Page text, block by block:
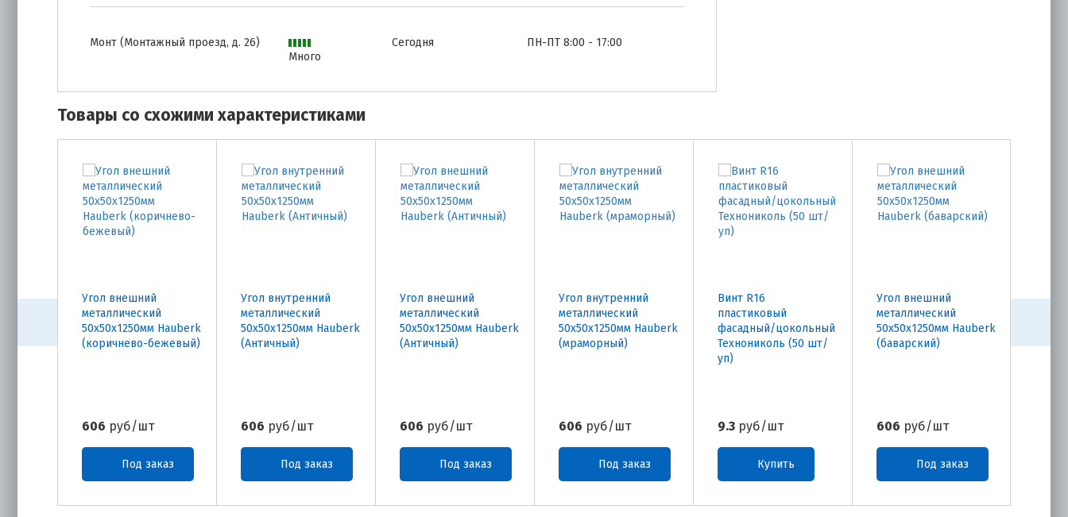
Монт (Монтажный проезд, д. 26)
Много
Сегодня ПН-ПТ 8:00 - 17:00
Товары со схожими характеристиками
Угол внешний
металлический
50х50х1250мм Hauberk
(коричнево-бежевый)
606 руб/шт
Под заказ
Угол внутренний
металлический
50х50х1250мм Hauberk
(Античный)
606 руб/шт
Под заказ
Угол внешний
металлический
50х50х1250мм Hauberk
(Античный)
606 руб/шт
Под заказ
Угол внутренний
металлический
50х50х1250мм Hauberk
(мраморный)
606 руб/шт
Под заказ
Винт R16
пластиковый
фасадный/цокольный
Технониколь (50 шт/
уп)
9.3 руб/шт
Купить
Угол внешний
металлический
50х50х1250мм Hauberk
(баварский)
606 руб/шт
Под заказ
Угол